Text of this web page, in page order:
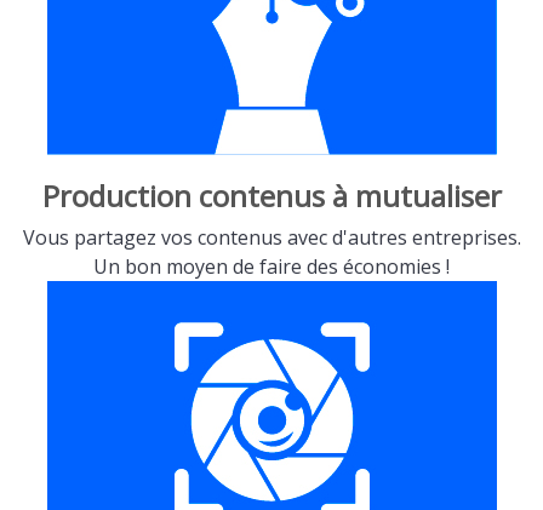
Production contenus à mutualiser
Vous partagez vos contenus avec d'autres entreprises.
Un bon moyen de faire des économies !